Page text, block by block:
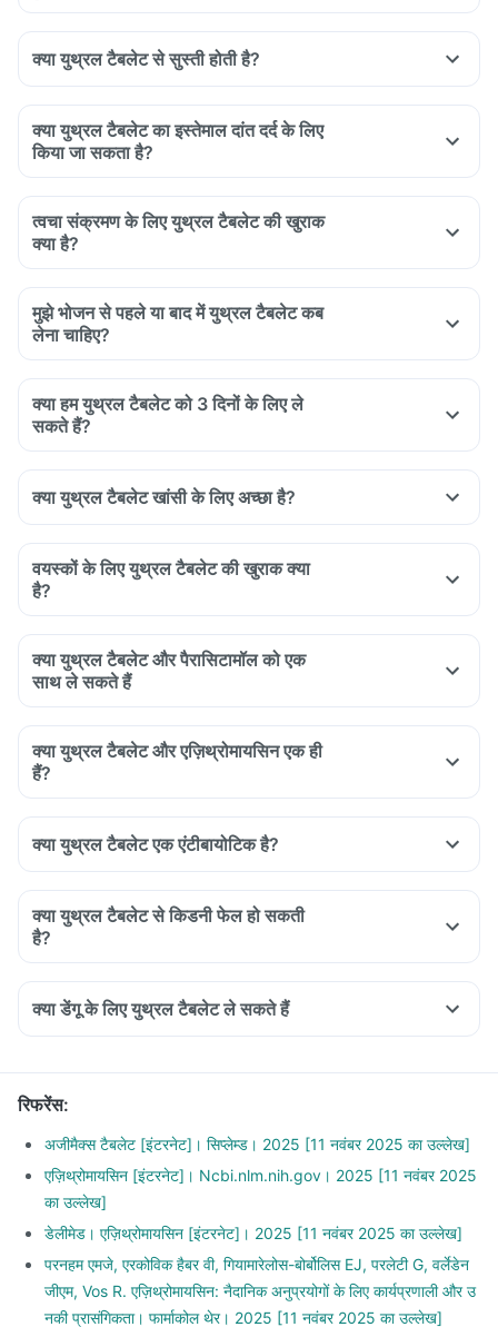
क्या युथ्रल टैबलेट से सुस्ती होती है?
क्या युथ्रल टैबलेट का इस्तेमाल दांत दर्द के लिए
किया जा सकता है?
त्वचा संक्रमण के लिए युथ्रल टैबलेट की खुराक
क्या है?
मुझे भोजन से पहले या बाद में युथ्रल टैबलेट कब
लेना चाहिए?
क्या हम युथ्रल टैबलेट को 3 दिनों के लिए ले
सकते हैं?
क्या युथ्रल टैबलेट खांसी के लिए अच्छा है?
वयस्कों के लिए युथ्रल टैबलेट की खुराक क्या
है?
क्या युथ्रल टैबलेट और पैरासिटामॉल को एक
साथ ले सकते हैं
क्या युथ्रल टैबलेट और एज़िथ्रोमायसिन एक ही
हैं?
क्या युथ्रल टैबलेट एक एंटीबायोटिक है?
क्या युथ्रल टैबलेट से किडनी फेल हो सकती
है?
क्या डेंगू के लिए युथ्रल टैबलेट ले सकते हैं
रिफरेंस:
अजीमैक्स टैबलेट [इंटरनेट]। सिप्लेम्ड। 2025 [11 नवंबर 2025 का उल्लेख]
एज़िथ्रोमायसिन [इंटरनेट]। Ncbi.nlm.nih.gov। 2025 [11 नवंबर 2025
का उल्लेख]
डेलीमेड। एज़िथ्रोमायसिन [इंटरनेट]। 2025 [11 नवंबर 2025 का उल्लेख]
परनहम एमजे, एरकोविक हैबर वी, गियामारेलोस-बोर्बोलिस EJ, परलेटी G, वर्लेडेन
जीएम, Vos R. एज़िथ्रोमायसिन: नैदानिक अनुप्रयोगों के लिए कार्यप्रणाली और उ
नकी प्रासंगिकता। फार्माकोल थेर। 2025 [11 नवंबर 2025 का उल्लेख]